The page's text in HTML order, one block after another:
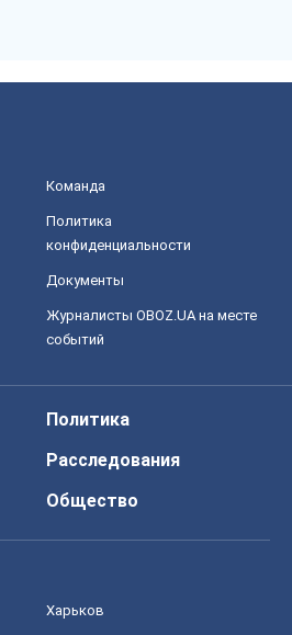
Команда
Политика
конфиденциальности
Документы
Журналисты OBOZ.UA на месте
событий
Политика
Расследования
Общество
Харьков